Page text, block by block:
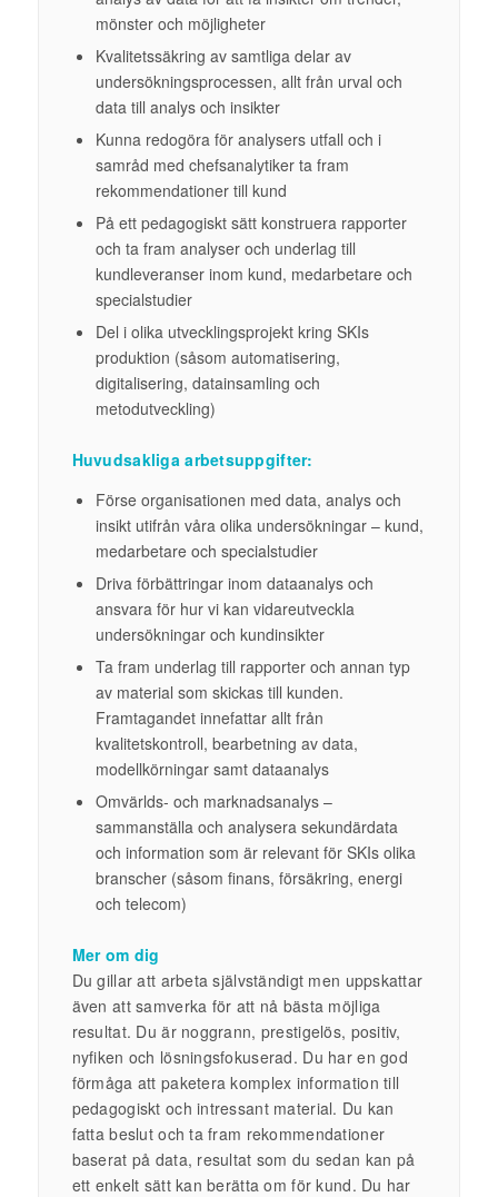
mönster och möjligheter
Kvalitetssäkring av samtliga delar av
undersökningsprocessen, allt från urval och
data till analys och insikter
Kunna redogöra för analysers utfall och i
samråd med chefsanalytiker ta fram
rekommendationer till kund
På ett pedagogiskt sätt konstruera rapporter
och ta fram analyser och underlag till
kundleveranser inom kund, medarbetare och
specialstudier
Del i olika utvecklingsprojekt kring SKIs
produktion (såsom automatisering,
digitalisering, datainsamling och
metodutveckling)
Huvudsakliga arbetsuppgifter:
Förse organisationen med data, analys och
insikt utifrån våra olika undersökningar – kund,
medarbetare och specialstudier
Driva förbättringar inom dataanalys och
ansvara för hur vi kan vidareutveckla
undersökningar och kundinsikter
Ta fram underlag till rapporter och annan typ
av material som skickas till kunden.
Framtagandet innefattar allt från
kvalitetskontroll, bearbetning av data,
modellkörningar samt dataanalys
Omvärlds- och marknadsanalys –
sammanställa och analysera sekundärdata
och information som är relevant för SKIs olika
branscher (såsom finans, försäkring, energi
och telecom)
Mer om dig
Du gillar att arbeta självständigt men uppskattar
även att samverka för att nå bästa möjliga
resultat. Du är noggrann, prestigelös, positiv,
nyfiken och lösningsfokuserad. Du har en god
förmåga att paketera komplex information till
pedagogiskt och intressant material. Du kan
fatta beslut och ta fram rekommendationer
baserat på data, resultat som du sedan kan på
ett enkelt sätt kan berätta om för kund. Du har